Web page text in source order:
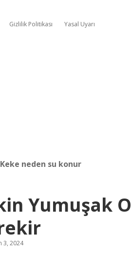
Gizlilik Politikası Yasal Uyarı
Keke neden su konur
Yumuşak
3, 2024